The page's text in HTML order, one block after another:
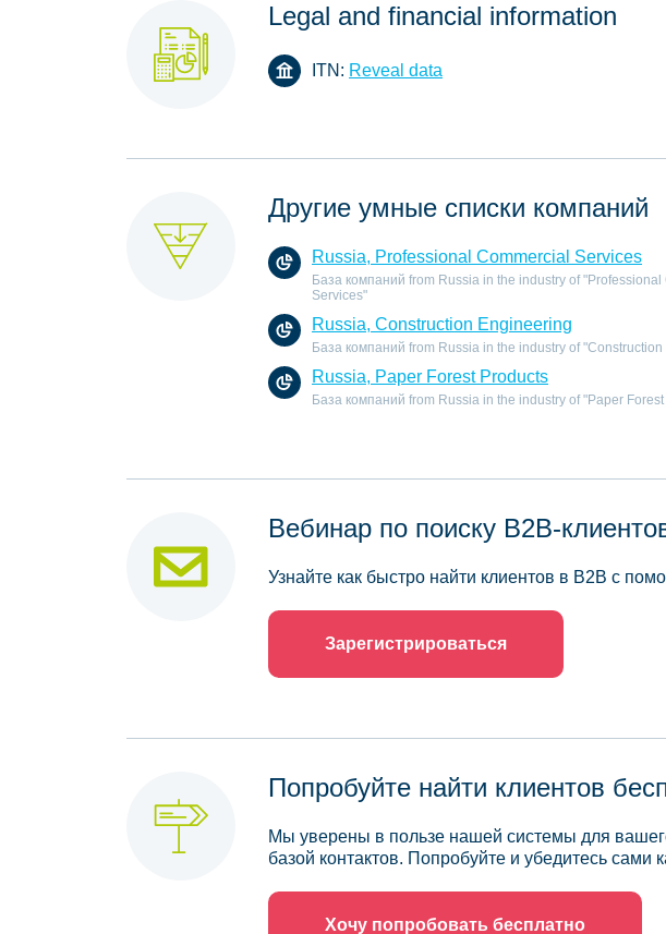
Legal and financial information
ITN: Reveal data
Другие умные списки компаний
Russia, Professional Commercial Services
База компаний from Russia in the industry of "Professional
Services"
Russia, Construction Engineering
База компаний from Russia in the industry of
Russia, Paper Forest Products
База компаний from Russia in the industry of "Paper
Вебинар по поиску B2B-
Узнайте как быстро найти клиентов в B2B с
Зарегистрироваться
Попробуйте найти клиентов
Мы уверены в пользе нашей системы для
базой контактов. Попробуйте и убедитесь сами
Хочу попробовать бесплатно